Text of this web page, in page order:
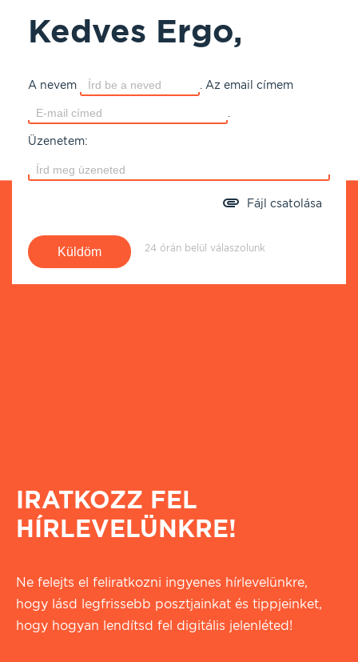
Kedves Ergo,
A nevem . Az email címem
.
Üzenetem:
Fájl csatolása
24 órán belül válaszolunk
IRATKOZZ FEL
HÍRLEVELÜNKRE!
Ne felejts el feliratkozni ingyenes hírlevelünkre,
hogy lásd legfrissebb posztjainkat és tippjeinket,
hogy hogyan lendítsd fel digitális jelenléted!